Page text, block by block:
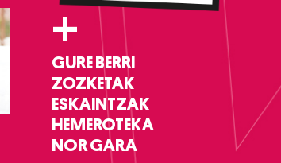
+
GURE BERRI
ZOZKETAK
ESKAINTZAK
HEMEROTEKA
NOR GARA